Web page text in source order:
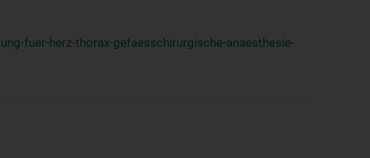
fuer-herz-thorax-gefaesschirurgische-anaesthesie-